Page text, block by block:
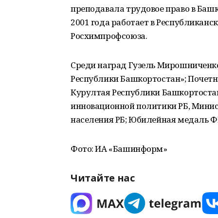
преподавала трудовое право в
2001 года работает в
Росхимпрофсоюза.
Среди наград Гузель
Республики Башкортостан»;
Курултая Республики
инновационной политики РБ,
населения РБ; Юбилейная медаль
Фото: ИА «Башинформ»
Читайте нас